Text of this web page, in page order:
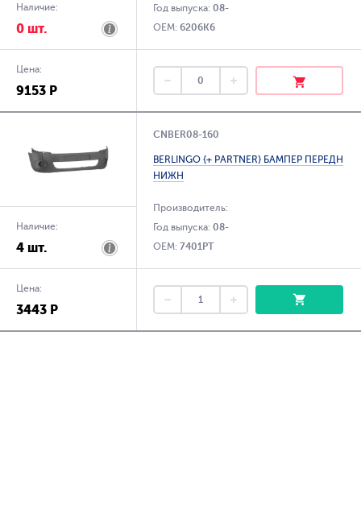
Наличие:
0 шт.
Год выпуска:08-
OEM:6206K6
Цена:
9153 Р
Наличие:
4 шт.
CNBER08-160
BERLINGO {+ PARTNER} БАМПЕР ПЕРЕДН
НИЖН
Производитель:
Год выпуска:08-
OEM:7401PT
Цена:
3443 Р